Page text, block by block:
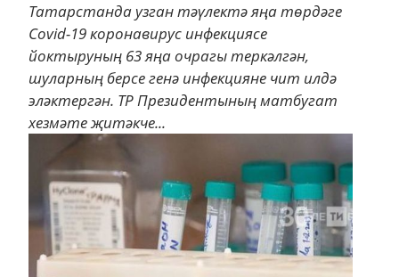
Татарстанда узган тәүлектә яңа төрдәге
Сovid-19 коронавирус инфекциясе
йоктыруның 63 яңа очрагы теркәлгән,
шуларның берсе генә инфекцияне чит илдә
эләктергән. ТР Президентының матбугат
хезмәте җитәкче...